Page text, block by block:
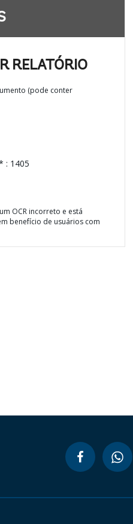
RELATÓRIO
(pode conter
: 1405
OCR incorreto e está
benefício de usuários com